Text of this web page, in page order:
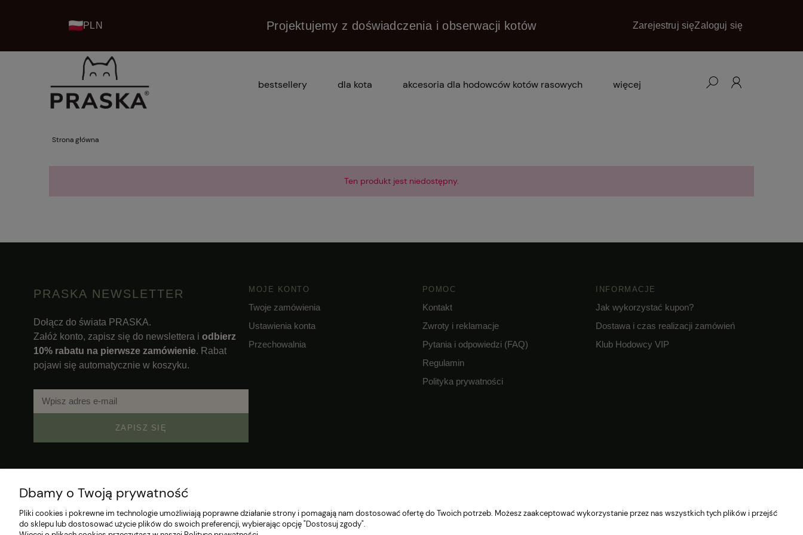
PLN Projektujemy z doświadczenia i obserwacji kotów Zarejestruj sięZaloguj się
bestsellery dla kota akcesoria dla hodowców kotów rasowych więcej
Strona główna
Ten produkt jest niedostępny.
PRASKA NEWSLETTER
Dołącz do świata PRASKA.
Załóż konto, zapisz się do newslettera i odbierz
10% rabatu na pierwsze zamówienie. Rabat
pojawi się automatycznie w koszyku.
ZAPISZ SIĘ
MOJE KONTO
Twoje zamówienia
Ustawienia konta
Przechowalnia
POMOC
Kontakt
Zwroty i reklamacje
Pytania i odpowiedzi (FAQ)
Regulamin
Polityka prywatności
INFORMACJE
Jak wykorzystać kupon?
Dostawa i czas realizacji zamówień
Klub Hodowcy VIP
Dbamy o Twoją prywatność
Pliki cookies i pokrewne im technologie umożliwiają poprawne działanie strony i pomagają nam dostosować ofertę do Twoich potrzeb. Możesz zaakceptować wykorzystanie przez nas wszystkich tych plików i przejść
do sklepu lub dostosować użycie plików do swoich preferencji, wybierając opcję "Dostosuj zgody".